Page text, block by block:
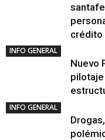
crédito
INFO GENERAL
Nuevo
pilotaje
INFO GENERAL